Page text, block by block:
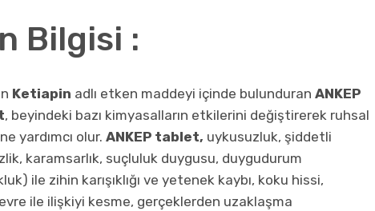
Bilgisi :
Ketiapin adlı etken maddeyi içinde bulunduran ANKEP
, beyindeki bazı kimyasalların etkilerini değiştirerek ruhsal
yardımcı olur. ANKEP tablet, uykusuzluk, şiddetli
karamsarlık, suçluluk duygusu, duygudurum
ile zihin karışıklığı ve yetenek kaybı, koku hissi,
ile ilişkiyi kesme, gerçeklerden uzaklaşma